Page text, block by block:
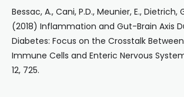
Bessac, A., Cani, P.D., Meunier, E., Dietrich,
(2018) Inflammation and Gut-Brain Axis
Diabetes: Focus on the Crosstalk
Immune Cells and Enteric Nervous
12, 725.